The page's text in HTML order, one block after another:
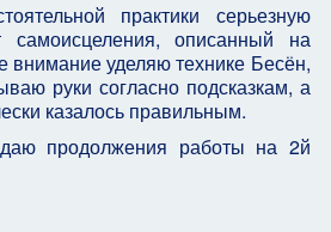
практики серьезную
описанный на
внимание уделяю технике Бесён,
руки согласно подсказкам, а
казалось правильным.
продолжения работы на 2й